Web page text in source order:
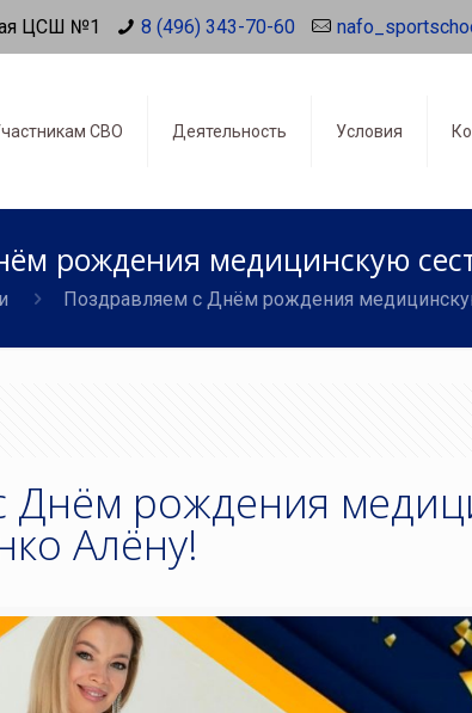
ЦСШ №1 8 (496) 343-70-60
СВО Деятельность Условия
рождения медицинскую
Поздравляем с Днём рождения
Днём рождения
Алёну!